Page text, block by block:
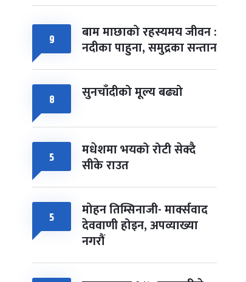
९ बाम माछाको रहस्यमय जीवन :
नदीका पाहुना, समुद्रका सन्तान
८ सुनचाँदीको मूल्य बढ्यो
५ मधेशमा भयको रोटी सेक्दै
सीके राउत
५ मोहन तिम्सिनाजी- मार्क्सवाद
देववाणी होइन, अपव्याख्या
नगरौं